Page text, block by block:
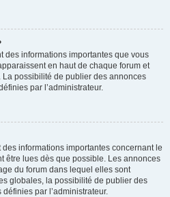
des informations importantes que vous
en haut de chaque forum et
La possibilité de publier des annonces
par l’administrateur.
informations importantes concernant le
être lues dès que possible. Les annonces
du forum dans lequel elles sont
globales, la possibilité de publier des
par l’administrateur.